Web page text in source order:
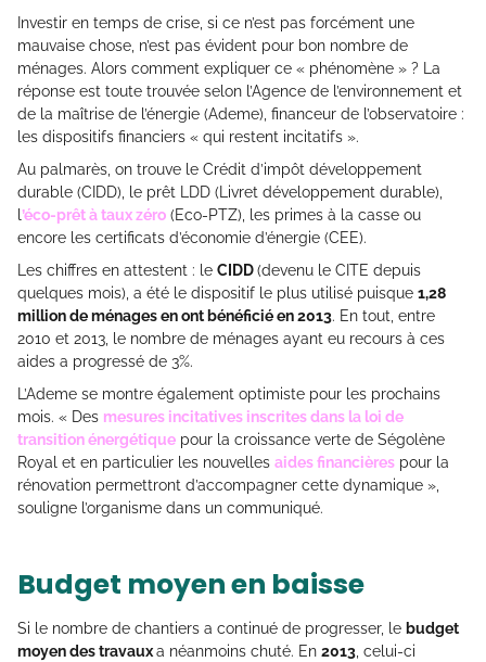
Investir en temps de crise, si ce n’est pas forcément une
mauvaise chose, n’est pas évident pour bon nombre de
ménages. Alors comment expliquer ce « phénomène » ? La
réponse est toute trouvée selon l’Agence de l’environnement et
de la maîtrise de l’énergie (Ademe), financeur de l’observatoire :
les dispositifs financiers « qui restent incitatifs ».
Au palmarès, on trouve le Crédit d’impôt développement
durable (CIDD), le prêt LDD (Livret développement durable),
l’éco-prêt à taux zéro (Eco-PTZ), les primes à la casse ou
encore les certificats d’économie d’énergie (CEE).
Les chiffres en attestent : le CIDD(devenu le CITE depuis
quelques mois), a été le dispositif le plus utilisé puisque 1,28
million de ménages en ont bénéficié en 2013. En tout, entre
2010 et 2013, le nombre de ménages ayant eu recours à ces
aides a progressé de 3%.
L’Ademe se montre également optimiste pour les prochains
mois. « Des mesures incitatives inscrites dans la loi de
transition énergétique pour la croissance verte de Ségolène
Royal et en particulier les nouvelles aides financières pour la
rénovation permettront d’accompagner cette dynamique »,
souligne l’organisme dans un communiqué.
Budget moyen en baisse
Si le nombre de chantiers a continué de progresser, le budget
moyen des travauxa néanmoins chuté. En 2013, celui-ci